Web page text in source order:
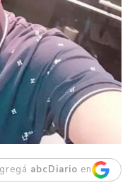
abcDiario en